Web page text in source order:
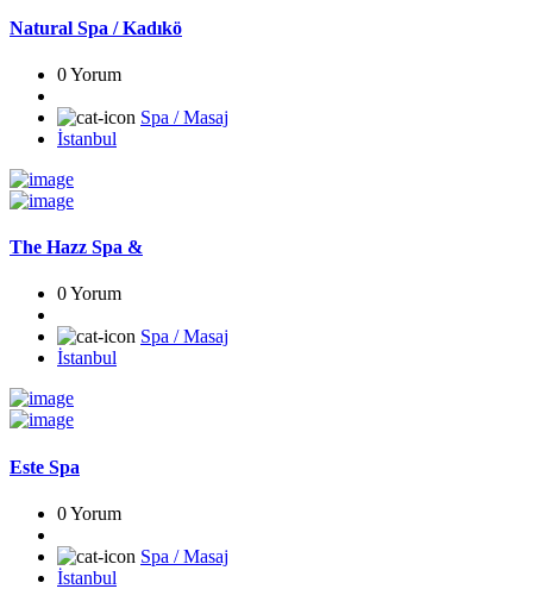
Natural Spa / Kadıkö
0 Yorum
Spa / Masaj
İstanbul
The Hazz Spa &
0 Yorum
Spa / Masaj
İstanbul
Este Spa
0 Yorum
Spa / Masaj
İstanbul